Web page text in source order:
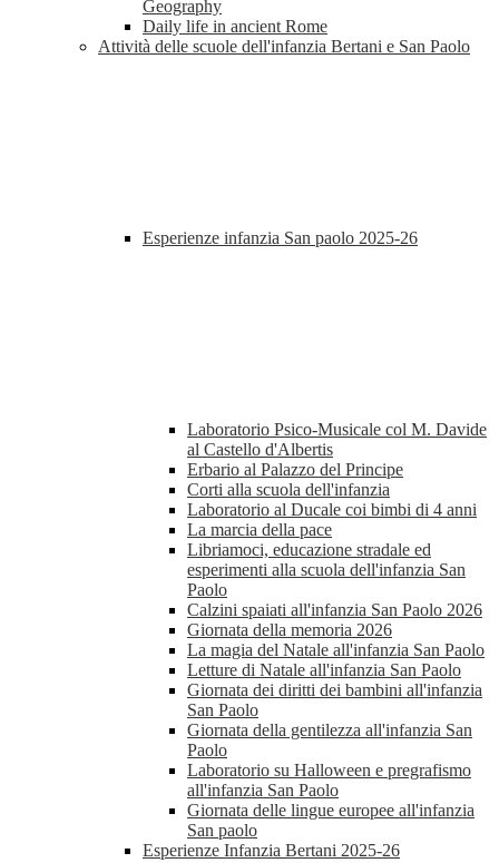
Geography
Daily life in ancient Rome
Attività delle scuole dell'infanzia Bertani e San Paolo
Esperienze infanzia San paolo 2025-26
Laboratorio Psico-Musicale col M. Davide
al Castello d'Albertis
Erbario al Palazzo del Principe
Corti alla scuola dell'infanzia
Laboratorio al Ducale coi bimbi di 4 anni
La marcia della pace
Libriamoci, educazione stradale ed
esperimenti alla scuola dell'infanzia San
Paolo
Calzini spaiati all'infanzia San Paolo 2026
Giornata della memoria 2026
La magia del Natale all'infanzia San Paolo
Letture di Natale all'infanzia San Paolo
Giornata dei diritti dei bambini all'infanzia
San Paolo
Giornata della gentilezza all'infanzia San
Paolo
Laboratorio su Halloween e pregrafismo
all'infanzia San Paolo
Giornata delle lingue europee all'infanzia
San paolo
Esperienze Infanzia Bertani 2025-26